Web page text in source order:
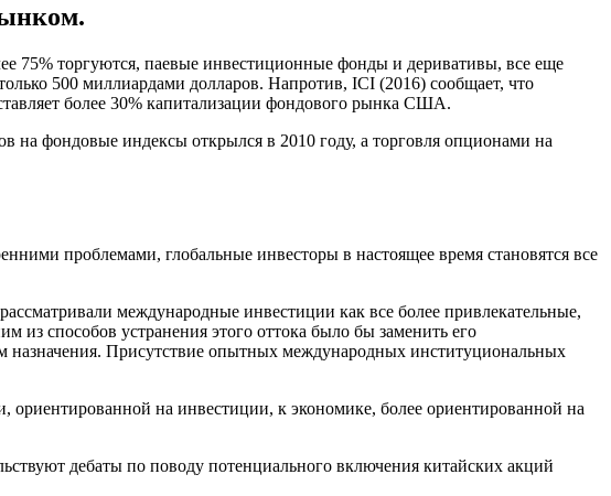
75% торгуются, паевые инвестиционные фонды и деривативы, все еще
500 миллиардами долларов. Напротив, ICI (2016) сообщает, что
более 30% капитализации фондового рынка США.
на фондовые индексы открылся в 2010 году, а торговля опционами на
проблемами, глобальные инвесторы в настоящее время становятся все
международные инвестиции как все более привлекательные,
из способов устранения этого оттока было бы заменить его
Присутствие опытных международных институциональных
ориентированной на инвестиции, к экономике, более ориентированной на
дебаты по поводу потенциального включения китайских акций